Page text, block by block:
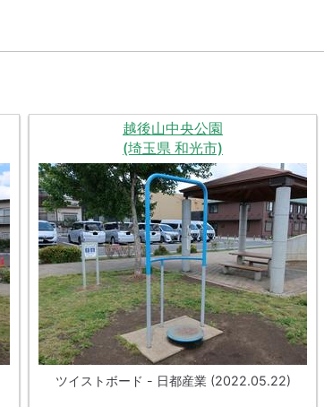
越後山中央公園
(埼玉県 和光市)
ツイストボード - 日都産業 (2022.05.22)